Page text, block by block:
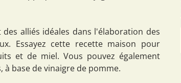
alliés idéales dans l'élaboration des
Essayez cette recette maison pour
et de miel. Vous pouvez également
base de vinaigre de pomme.